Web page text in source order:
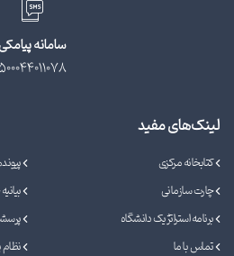
سامانه پیامکی
لینک‌های مفید
کتابخانه مرکزی
چارت سازمانی
برنامه استراتژیک دانشگاه
تماس با ما
نظام